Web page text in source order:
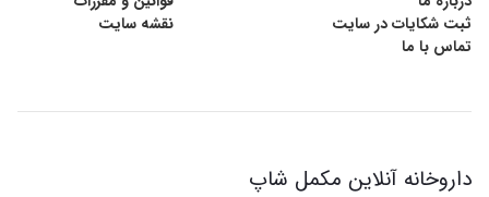
ثبت شکایات در سایت
نقشه سایت
تماس با ما
داروخانه آنلاین مکمل شاپ